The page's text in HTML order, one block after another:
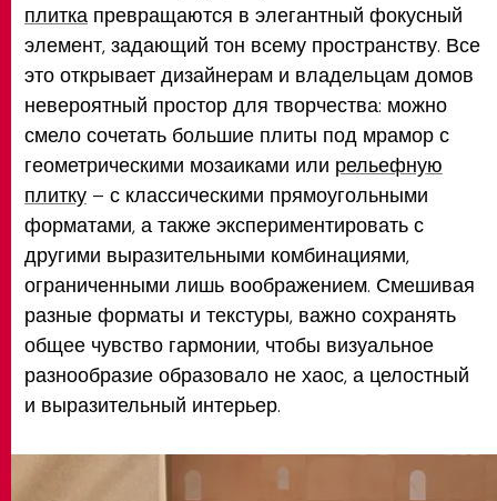
плитка превращаются в элегантный фокусный
элемент, задающий тон всему пространству. Все
это открывает дизайнерам и владельцам домов
невероятный простор для творчества: можно
смело сочетать большие плиты под мрамор с
геометрическими мозаиками или рельефную
плитку – с классическими прямоугольными
форматами, а также экспериментировать с
другими выразительными комбинациями,
ограниченными лишь воображением. Смешивая
разные форматы и текстуры, важно сохранять
общее чувство гармонии, чтобы визуальное
разнообразие образовало не хаос, а целостный
и выразительный интерьер.